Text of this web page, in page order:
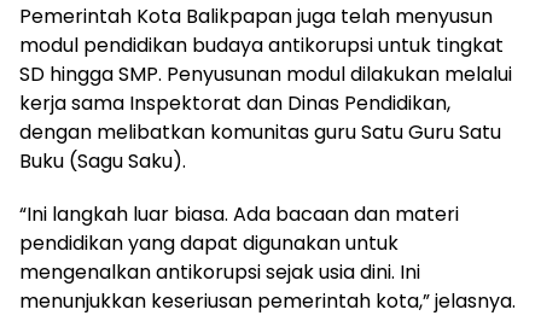
Pemerintah Kota Balikpapan juga telah menyusun
modul pendidikan budaya antikorupsi untuk tingkat
SD hingga SMP. Penyusunan modul dilakukan melalui
kerja sama Inspektorat dan Dinas Pendidikan,
dengan melibatkan komunitas guru Satu Guru Satu
Buku (Sagu Saku).
“Ini langkah luar biasa. Ada bacaan dan materi
pendidikan yang dapat digunakan untuk
mengenalkan antikorupsi sejak usia dini. Ini
menunjukkan keseriusan pemerintah kota,” jelasnya.